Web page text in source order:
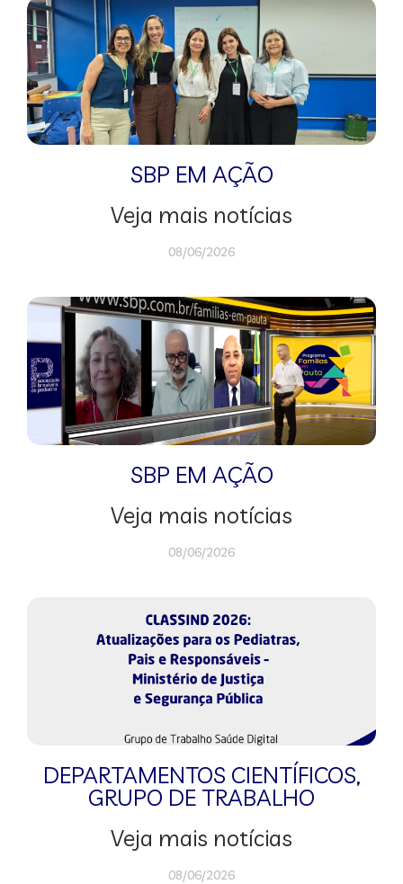
SBP EM AÇÃO
Veja mais notícias
08/06/2026
SBP EM AÇÃO
Veja mais notícias
08/06/2026
DEPARTAMENTOS CIENTÍFICOS,
GRUPO DE TRABALHO
Veja mais notícias
08/06/2026